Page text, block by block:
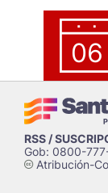
06
RSS /
Gob: 0800-
cAtribución-